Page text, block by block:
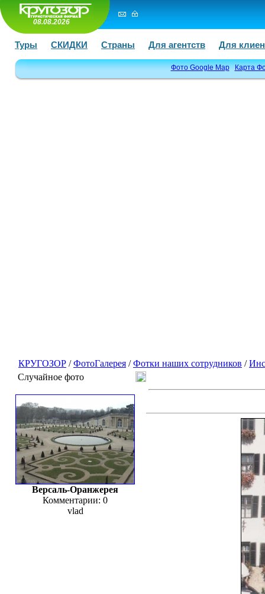
08.08.2026
Туры СКИДКИ Страны Для агентств Для
Фото Google Map Карта
КРУГОЗОР /ФотоГалерея /Фотки наших сотрудников /
Случайное фото
Версаль-Оранжерея
Комментарии: 0
vlad